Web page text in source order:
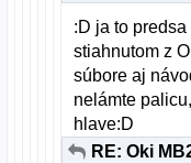
:D ja to
stiahnutom z
súbore aj
nelámte
hlave:D
RE: Oki